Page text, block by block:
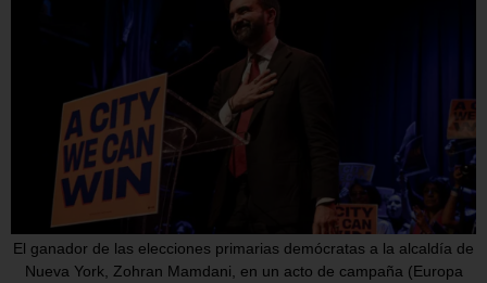
El ganador de las elecciones primarias demócratas a la alcaldía de
Nueva York, Zohran Mamdani, en un acto de campaña (Europa